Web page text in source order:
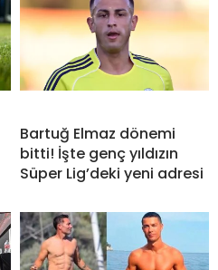
Bartuğ Elmaz dönemi
bitti! İşte genç yıldızın
Süper Lig’deki yeni adresi